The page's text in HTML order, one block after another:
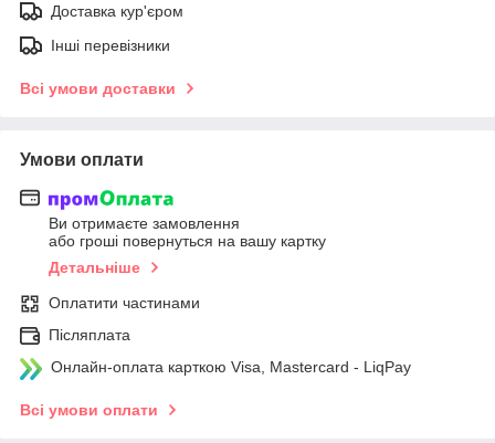
Доставка кур'єром
Інші перевізники
Всі умови доставки
Умови оплати
Ви отримаєте замовлення
або гроші повернуться на вашу картку
Детальніше
Оплатити частинами
Післяплата
Онлайн-оплата карткою Visa, Mastercard - LiqPay
Всі умови оплати